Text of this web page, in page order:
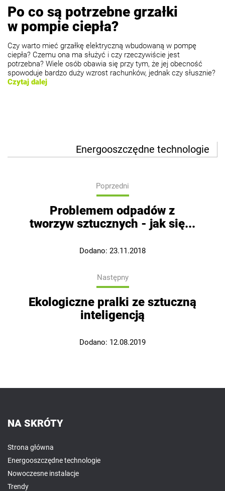
Po co są potrzebne grzałki
w pompie ciepła?
Czy warto mieć grzałkę elektryczną wbudowaną w pompę
ciepła? Czemu ona ma służyć i czy rzeczywiście jest
potrzebna? Wiele osób obawia się przy tym, że jej obecność
spowoduje bardzo duży wzrost rachunków, jednak czy słusznie?
Czytaj dalej
Energooszczędne technologie
Poprzedni
Problemem odpadów z
tworzyw sztucznych - jak się...
Dodano: 23.11.2018
Następny
Ekologiczne pralki ze sztuczną
inteligencją
Dodano: 12.08.2019
NA SKRÓTY
Strona główna
Energooszczędne technologie
Nowoczesne instalacje
Trendy